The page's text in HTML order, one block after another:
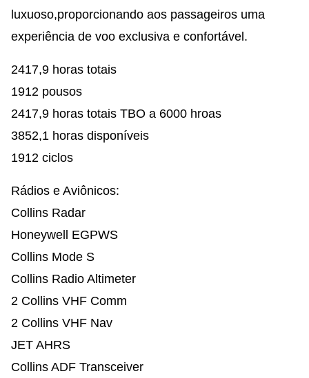
luxuoso,proporcionando aos passageiros uma
experiência de voo exclusiva e confortável.
2417,9 horas totais
1912 pousos
2417,9 horas totais TBO a 6000 hroas
3852,1 horas disponíveis
1912 ciclos
Rádios e Aviônicos:
Collins Radar
Honeywell EGPWS
Collins Mode S
Collins Radio Altimeter
2 Collins VHF Comm
2 Collins VHF Nav
JET AHRS
Collins ADF Transceiver